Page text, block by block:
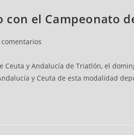
el Campeonato
comentarios
y Andalucía de Triatlón, el
y Ceuta de esta modalidad